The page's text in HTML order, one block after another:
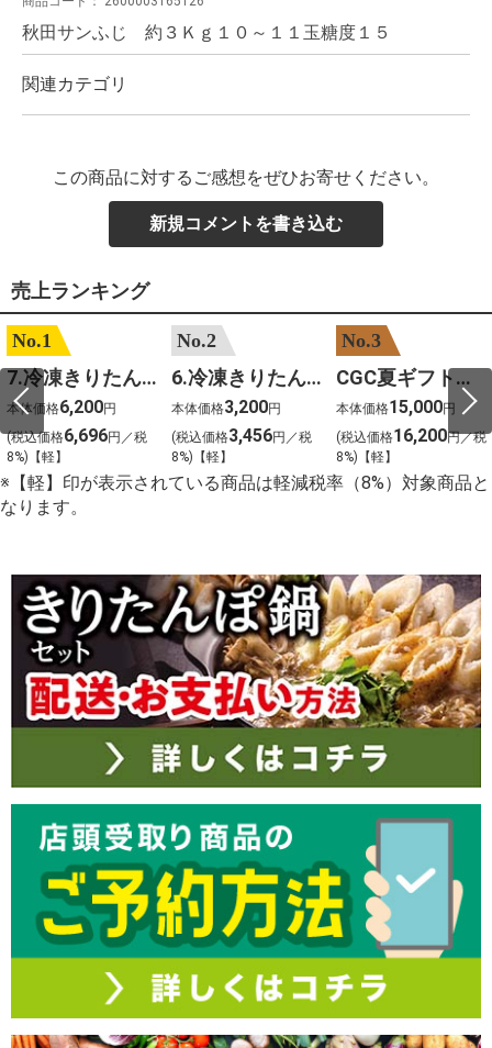
秋田サンふじ 約３Ｋｇ１０～１１玉糖度１５
関連カテゴリ
この商品に対するご感想をぜひお寄せください。
新規コメントを書き込む
売上ランキング
No.1
7.冷凍きりたんぽセットM 野菜なし 4人前
本体価格6,200円
(税込価格6,696円／税
8%)【軽】
No.2
6.冷凍きりたんぽセットＳ 野菜なし 2人前
本体価格3,200円
(税込価格3,456円／税
8%)【軽】
No.3
CGC夏ギフト【1101】和牛苑 神戸牛・三田和牛食べ比べ(680g)
本体価格15,000円
(税込価格16,200円／税
8%)【軽】
※【軽】印が表示されている商品は軽減税率（8%）対象商品と
なります。